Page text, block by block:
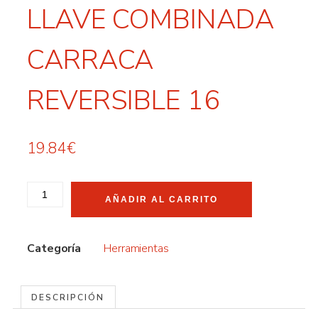
LLAVE COMBINADA
CARRACA
REVERSIBLE 16
19.84€
AÑADIR AL CARRITO
Categoría Herramientas
DESCRIPCIÓN